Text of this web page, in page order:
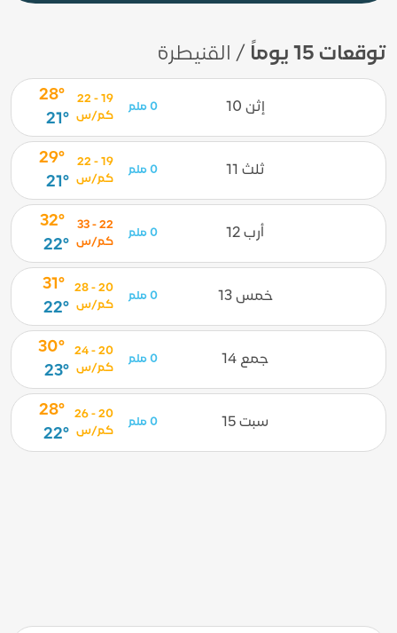
توقعات 15 يوماً / القنيطرة
إثن 10 0 ملم
19 - 22
كم/س
28°
21°
ثلث 11 0 ملم
19 - 22
كم/س
29°
21°
أرب 12 0 ملم
22 - 33
كم/س
32°
22°
خمس 13 0 ملم
20 - 28
كم/س
31°
22°
جمع 14 0 ملم
20 - 24
كم/س
30°
23°
سبت 15 0 ملم
20 - 26
كم/س
28°
22°